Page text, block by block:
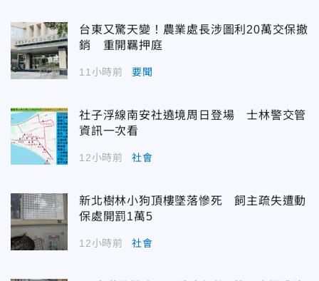
台東又驚天變！農業處長涉圖利20萬交保撤
銷 重開羈押庭
11小時前 要聞
社子浮線南安社遶境周日登場 士林警交管
資訊一次看
12小時前 社會
新北樹林小狗頂樓墜落慘死 飼主疏失遭動
保處開罰1萬5
12小時前 社會